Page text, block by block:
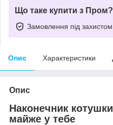
Що таке купити з Пром?
Замовлення під захистом
Опис Характеристики
Опис
Наконечник
майже у тебе